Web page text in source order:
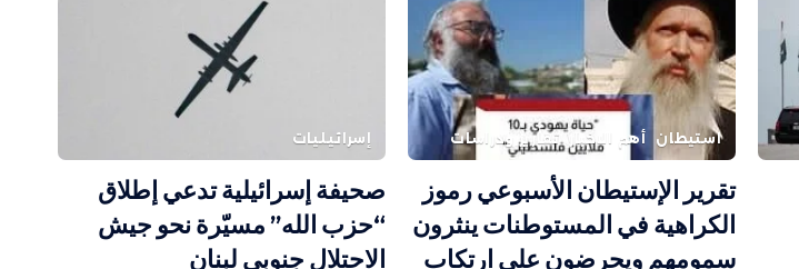
استيطان أهم الاخبار تقارير ودراسات
تقرير الإستيطان الأسبوعي رموز
الكراهية في المستوطنات ينثرون
سمومهم ويحرضون على ارتكاب
إسرائيليات
صحيفة إسرائيلية تدعي إطلاق
“حزب الله” مسيّرة نحو جيش
الاحتلال جنوبي لبنان